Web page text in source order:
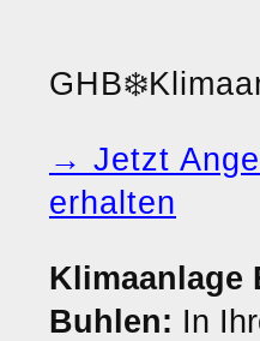
GHB❄️
→ Jetzt
erhalten
Klimaanlage
Buhlen: In